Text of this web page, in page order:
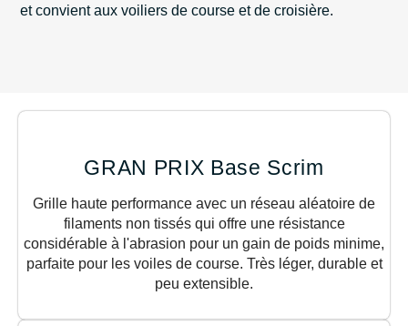
et convient aux voiliers de course et de croisière.
GRAN PRIX Base Scrim
Grille haute performance avec un réseau aléatoire de
filaments non tissés qui offre une résistance
considérable à l'abrasion pour un gain de poids minime,
parfaite pour les voiles de course. Très léger, durable et
peu extensible.